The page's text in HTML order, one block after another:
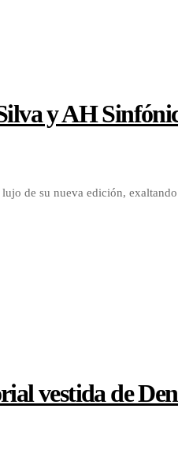
y AH
de su nueva edición,
vestida de